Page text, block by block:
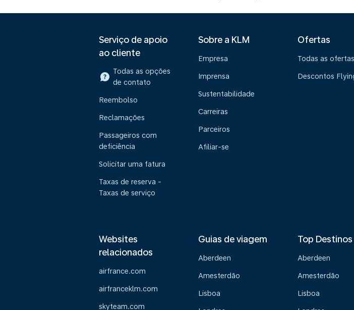
Serviço de apoio
ao cliente
Todas as opções
de contato
Reembolso
Reclamações
Passageiros com
deficiência
Solicitar uma fatura
Taxas de reserva -
Taxas de serviço
Sobre a KLM
Empresa
Imprensa
Sustentabilidade
Carreiras
Parceiros
Afiliar-se
Ofertas
Todas as ofertas
Descontos
Websites
relacionados
airfrance.com
airfranceklm.com
skyteam.com
Guias de viagem
Aberdeen
Amesterdão
Lisboa
Top Destinos
Aberdeen
Amesterdão
Lisboa